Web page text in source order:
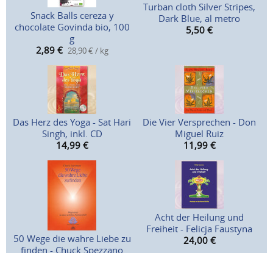
Snack Balls cereza y
chocolate Govinda bio, 100
g
2,89 € 28,90 € / kg
Turban cloth Silver Stripes,
Dark Blue, al metro
5,50 €
Das Herz des Yoga - Sat Hari
Singh, inkl. CD
14,99 €
Die Vier Versprechen - Don
Miguel Ruiz
11,99 €
50 Wege die wahre Liebe zu
finden - Chuck Spezzano
Acht der Heilung und
Freiheit - Felicja Faustyna
24,00 €